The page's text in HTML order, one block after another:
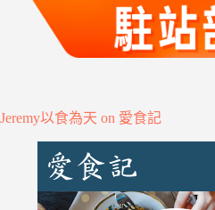
Jeremy以食為天 on 愛食記